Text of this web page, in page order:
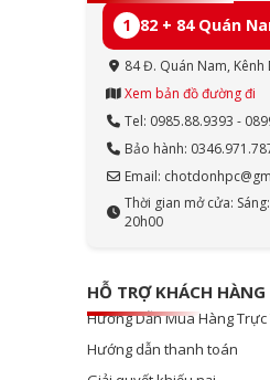
1 82 + 84 Quán
84 Đ. Quán Nam, Kênh
Xem bản đồ đường đi
Tel: 0985.88.9393 -
Bảo hành:
Email:
Thời gian mở cửa:
20h00
HỖ TRỢ KHÁCH HÀNG
Hướng Dẫn Mua Hàng Trực
Hướng dẫn thanh toán